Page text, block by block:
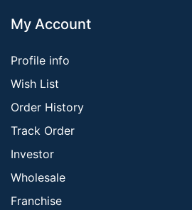
My Account
Profile info
Wish List
Order History
Track Order
Investor
Wholesale
Franchise